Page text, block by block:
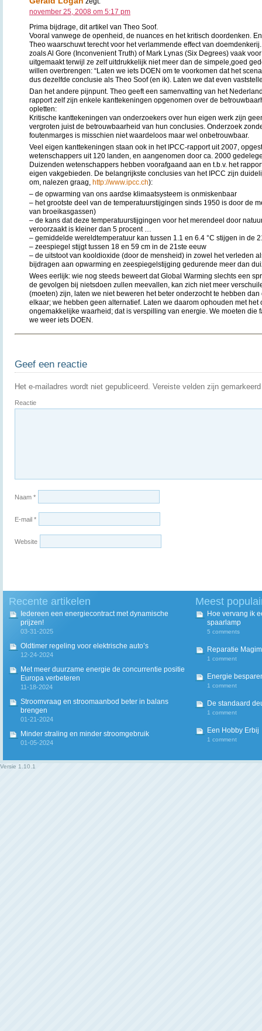
november 25, 2008 om 5:17 pm
Prima bijdrage, dit artikel van Theo Soof.
Vooral vanwege de openheid, de nuances en het kritisch doordenken.
Theo waarschuwt terecht voor het verlammende effect van
zoals Al Gore (Inconvenient Truth) of Mark Lynas (Six Degrees) vaak
uitgemaakt terwijl ze zelf uitdrukkelijk niet meer dan de simpele,goed
willen overbrengen: “Laten we iets DOEN om te voorkomen dat het
dus dezelfde conclusie als Theo Soof (en ik). Laten we dat even
Dan het andere pijnpunt. Theo geeft een samenvatting van het
rapport zelf zijn enkele kanttekeningen opgenomen over de
opletten:
Kritische kanttekeningen van onderzoekers over hun eigen werk zijn
vergroten juist de betrouwbaarheid van hun conclusies. Onderzoek
foutenmarges is misschien niet waardeloos maar wel onbetrouwbaar.
Veel eigen kanttekeningen staan ook in het IPCC-rapport uit 2007,
wetenschappers uit 120 landen, en aangenomen door ca. 2000
Duizenden wetenschappers hebben voorafgaand aan en t.b.v. het
eigen vakgebieden. De belangrijkste conclusies van het IPCC zijn
om, nalezen graag, http://www.ipcc.ch):
– de opwarming van ons aardse klimaatsysteem is onmiskenbaar
– het grootste deel van de temperatuurstijgingen sinds 1950 is door de
van broeikasgassen)
– de kans dat deze temperatuurstijgingen voor het merendeel door
veroorzaakt is kleiner dan 5 procent …
– gemiddelde wereldtemperatuur kan tussen 1.1 en 6.4 °C stijgen in de
– zeespiegel stijgt tussen 18 en 59 cm in de 21ste eeuw
– de uitstoot van kooldioxide (door de mensheid) in zowel het verleden
bijdragen aan opwarming en zeespiegelstijging gedurende meer dan
Wees eerlijk: wie nog steeds beweert dat Global Warming slechts een
de gevolgen bij nietsdoen zullen meevallen, kan zich niet meer
(moeten) zijn, laten we niet beweren het beter onderzocht te hebben
elkaar; we hebben geen alternatief. Laten we daarom ophouden met het
ongemakkelijke waarheid; dat is verspilling van energie. We moeten die
we weer iets DOEN.
Geef een reactie
Het e-mailadres wordt niet gepubliceerd. Vereiste velden zijn
Reactie
Naam *
E-mail *
Website
Recente artikelen
Iedereen een energiecontract met dynamische
prijzen!
03-31-2025
Oldtimer regeling voor elektrische auto’s
12-24-2024
Met meer duurzame energie de concurrentie positie
Europa verbeteren
11-18-2024
Stroomvraag en stroomaanbod beter in balans
brengen
01-21-2024
Minder straling en minder stroomgebruik
01-05-2024
Meest
Hoe vervang ik
spaarlamp
5 comments
Reparatie
1 comment
Energie
1 comment
De standaard
1 comment
Een Hobby Erbij
1 comment
Versie 1.10.1